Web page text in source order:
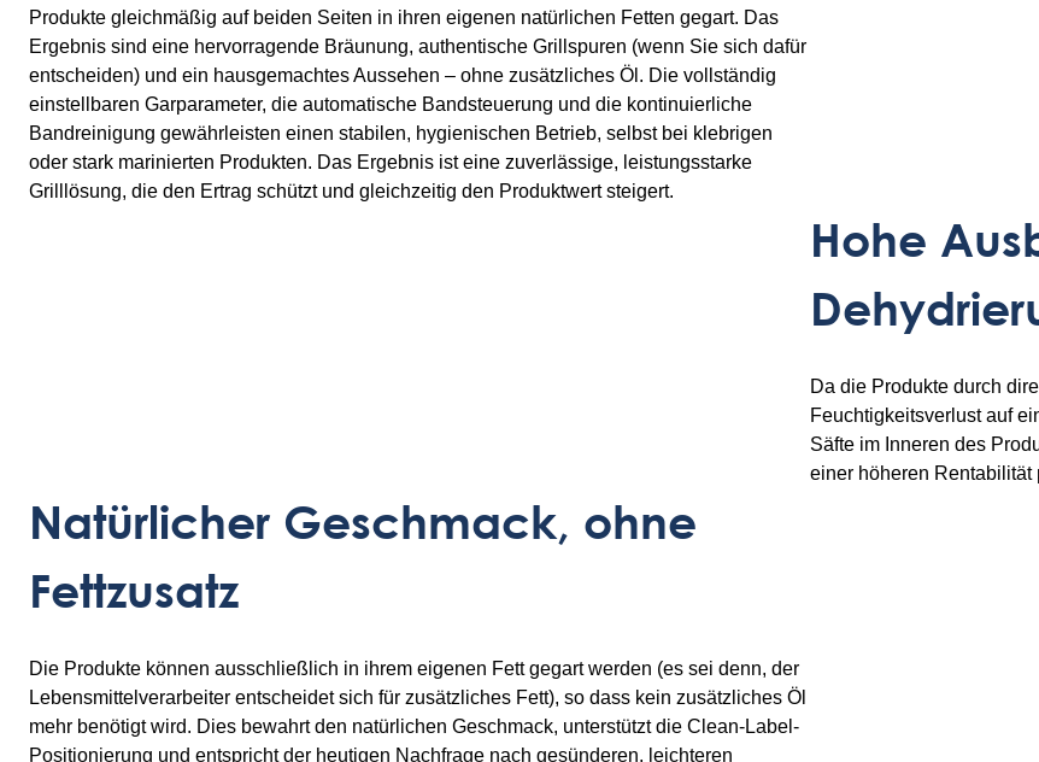
Produkte gleichmäßig auf beiden Seiten in ihren eigenen natürlichen Fetten gegart. Das
Ergebnis sind eine hervorragende Bräunung, authentische Grillspuren (wenn Sie sich dafür
entscheiden) und ein hausgemachtes Aussehen – ohne zusätzliches Öl. Die vollständig
einstellbaren Garparameter, die automatische Bandsteuerung und die kontinuierliche
Bandreinigung gewährleisten einen stabilen, hygienischen Betrieb, selbst bei klebrigen
oder stark marinierten Produkten. Das Ergebnis ist eine zuverlässige, leistungsstarke
Grilllösung, die den Ertrag schützt und gleichzeitig den Produktwert steigert.
Hohe
Da die Produkte durch
Feuchtigkeitsverlust auf
Säfte im Inneren des
einer höheren Rentabilität
Natürlicher Geschmack, ohne
Fettzusatz
Die Produkte können ausschließlich in ihrem eigenen Fett gegart werden (es sei denn, der
Lebensmittelverarbeiter entscheidet sich für zusätzliches Fett), so dass kein zusätzliches Öl
mehr benötigt wird. Dies bewahrt den natürlichen Geschmack, unterstützt die Clean-Label-
Positionierung und entspricht der heutigen Nachfrage nach gesünderen, leichteren